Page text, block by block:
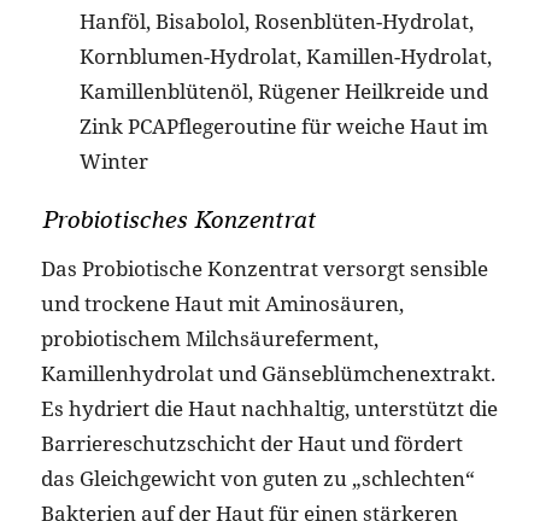
Hanföl, Bisabolol, Rosenblüten-Hydrolat,
Kornblumen-Hydrolat, Kamillen-Hydrolat,
Kamillenblütenöl, Rügener Heilkreide und
Zink PCAPflegeroutine für weiche Haut im
Winter
Probiotisches Konzentrat
Das Probiotische Konzentrat versorgt sensible
und trockene Haut mit Aminosäuren,
probiotischem Milchsäureferment,
Kamillenhydrolat und Gänseblümchenextrakt.
Es hydriert die Haut nachhaltig, unterstützt die
Barriereschutzschicht der Haut und fördert
das Gleichgewicht von guten zu „schlechten“
Bakterien auf der Haut für einen stärkeren